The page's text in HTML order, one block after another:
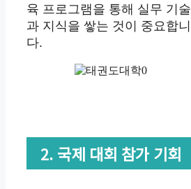
육 프로그램을 통해 실무 기술
과 지식을 쌓는 것이 중요합니
다.
2. 국제 대회 참가 기회